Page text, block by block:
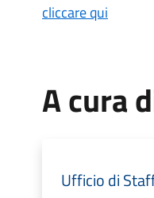
cliccare qui
A cura
Ufficio di